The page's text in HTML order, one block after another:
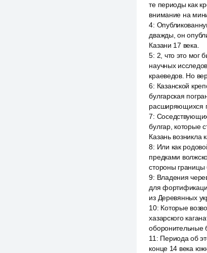
те периоды как
внимание на
4:
дважды, он
Казани 17 века.
5: 2, что это мог
научных
краеведов. Но
6: Казанской
булгарская
расширяющихся
7:
булгар, которые
Казань возникла
8: Или как
предками
стороны границы
9: Владения
для
из Деревянных
10: Которые
хазарского
оборонительные
11 : Периода об
конце 14 века